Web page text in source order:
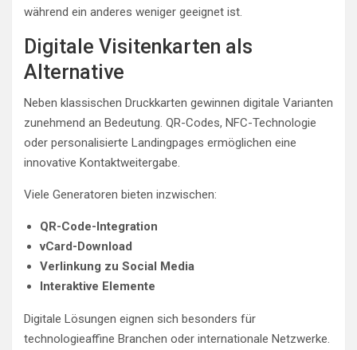
während ein anderes weniger geeignet ist.
Digitale Visitenkarten als
Alternative
Neben klassischen Druckkarten gewinnen digitale Varianten
zunehmend an Bedeutung. QR-Codes, NFC-Technologie
oder personalisierte Landingpages ermöglichen eine
innovative Kontaktweitergabe.
Viele Generatoren bieten inzwischen:
QR-Code-Integration
vCard-Download
Verlinkung zu Social Media
Interaktive Elemente
Digitale Lösungen eignen sich besonders für
technologieaffine Branchen oder internationale Netzwerke.